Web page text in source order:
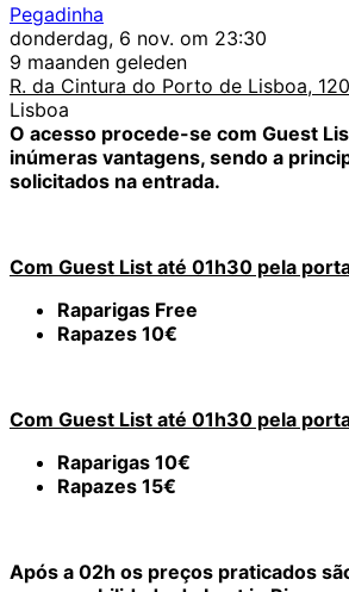
Pegadinha
donderdag, 6 nov. om 23:30
9 maanden geleden
R. da Cintura do Porto de Lisboa,
Lisboa
O acesso procede-se com Guest
inúmeras vantagens, sendo a
solicitados na entrada.
Com Guest List até 01h30 pela
Raparigas Free
Rapazes 10€
Com Guest List até 01h30 pela
Raparigas 10€
Rapazes 15€
Após a 02h os preços praticados